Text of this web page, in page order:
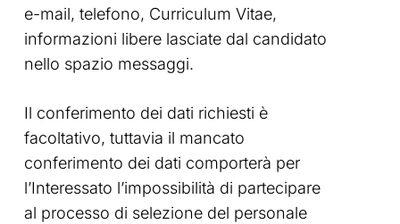
e-mail, telefono, Curriculum Vitae,
informazioni libere lasciate dal candidato
nello spazio messaggi.
Il conferimento dei dati richiesti è
facoltativo, tuttavia il mancato
conferimento dei dati comporterà per
l’Interessato l’impossibilità di partecipare
al processo di selezione del personale